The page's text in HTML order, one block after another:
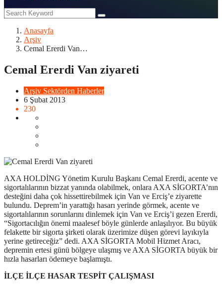
Anasayfa
Arşiv
Cemal Ererdi Van…
Cemal Ererdi Van ziyareti
Arşiv Sektörden Haberler
6 Şubat 2013
230
AXA HOLDİNG Yönetim Kurulu Başkanı Cemal Ererdi, acente ve
sigortalılarının bizzat yanında olabilmek, onlara AXA SİGORTA’nın
desteğini daha çok hissettirebilmek için Van ve Erciş’e ziyarette
bulundu. Deprem’in yarattığı hasarı yerinde görmek, acente ve
sigortalılarının sorunlarını dinlemek için Van ve Erciş’i gezen Ererdi,
“Sigortacılığın önemi maalesef böyle günlerde anlaşılıyor. Bu büyük
felakette bir sigorta şirketi olarak üzerimize düşen görevi layıkıyla
yerine getireceğiz” dedi. AXA SİGORTA Mobil Hizmet Aracı,
depremin ertesi günü bölgeye ulaşmış ve AXA SİGORTA büyük bir
hızla hasarları ödemeye başlamıştı.
İLÇE İLÇE HASAR TESPİT ÇALIŞMASI